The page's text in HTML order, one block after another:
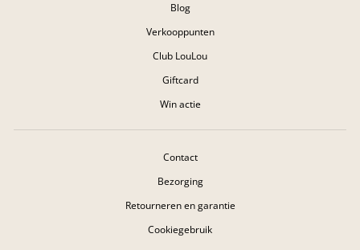
Blog
Verkooppunten
Club LouLou
Giftcard
Win actie
Contact
Bezorging
Retourneren en garantie
Cookiegebruik